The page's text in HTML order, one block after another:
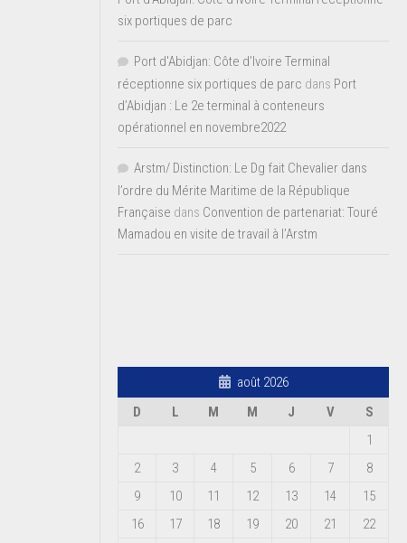
six portiques de parc
Port d'Abidjan: Côte d’Ivoire Terminal
réceptionne six portiques de parc dans Port
d’Abidjan : Le 2e terminal à conteneurs
opérationnel en novembre2022
Arstm/ Distinction: Le Dg fait Chevalier dans
l’ordre du Mérite Maritime de la République
Française dans Convention de partenariat: Touré
Mamadou en visite de travail à l’Arstm
août 2026
D
L M M J V
S
1
2
3 4 5 6 7
8
9
10 11 12 13 14
15
16
17 18 19 20 21
22